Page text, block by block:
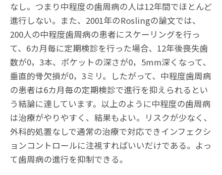
なし。つまり中程度の歯周病の人は12年間でほとんど
進行しない。また、2001年のRoslingの論文では、
200人の中程度歯周病の患者にスケーリングを行っ
て、6カ月毎に定期検診を行った場合、12年後喪失歯
数が0，3本、ポケットの深さが0，5mm深くなって、
垂直的骨欠損が0，3ミリ。したがって、中程度歯周病
の患者は6カ月毎の定期検診で進行を抑えられるとい
う結論に達しています。以上のように中程度の歯周病
は治療がやりやすく、結果もよい。リスクが少なく、
外科的処置なしで通常の治療で対応できインフェクシ
ョンコントロールに注視すればいいだけである。よっ
て歯周病の進行を抑制できる。